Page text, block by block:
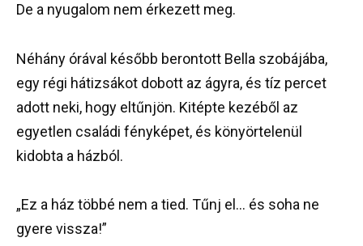
De a nyugalom nem érkezett meg.
Néhány órával később berontott Bella szobájába,
egy régi hátizsákot dobott az ágyra, és tíz percet
adott neki, hogy eltűnjön. Kitépte kezéből az
egyetlen családi fényképet, és könyörtelenül
kidobta a házból.
„Ez a ház többé nem a tied. Tűnj el… és soha ne
gyere vissza!”